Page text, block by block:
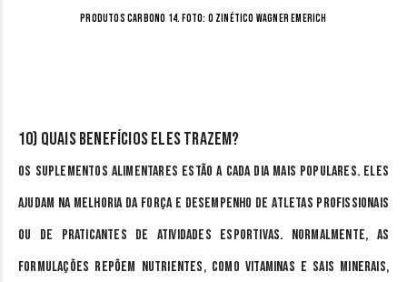
Produtos Carbono 14. Foto: o Zinético Wagner Emerich
10) Quais benefícios eles trazem?
Os suplementos alimentares estão a cada dia mais populares. Eles
ajudam na melhoria da força e desempenho de atletas profissionais
ou de praticantes de atividades esportivas. Normalmente, as
formulações repõem nutrientes, como vitaminas e sais minerais,